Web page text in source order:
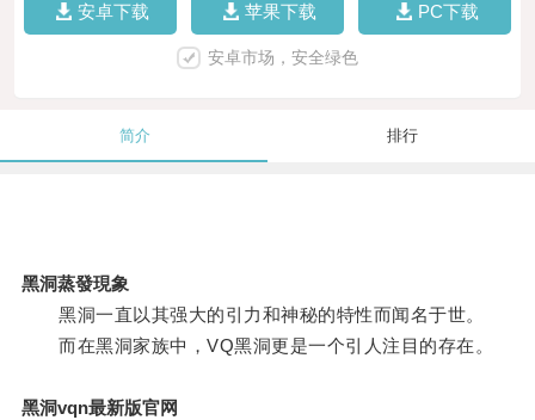
安卓下载 苹果下载 PC下载
安卓市场，安全绿色
简介 排行
黑洞蒸發現象
黑洞一直以其强大的引力和神秘的特性而闻名于世。
而在黑洞家族中，VQ黑洞更是一个引人注目的存在。
黑洞vqn最新版官网